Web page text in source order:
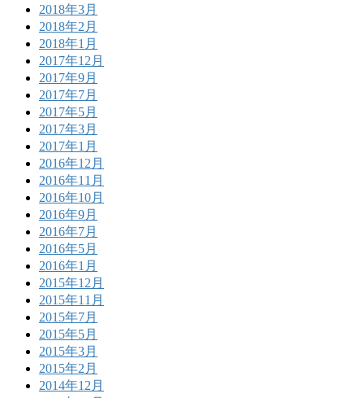
2018年3月
2018年2月
2018年1月
2017年12月
2017年9月
2017年7月
2017年5月
2017年3月
2017年1月
2016年12月
2016年11月
2016年10月
2016年9月
2016年7月
2016年5月
2016年1月
2015年12月
2015年11月
2015年7月
2015年5月
2015年3月
2015年2月
2014年12月